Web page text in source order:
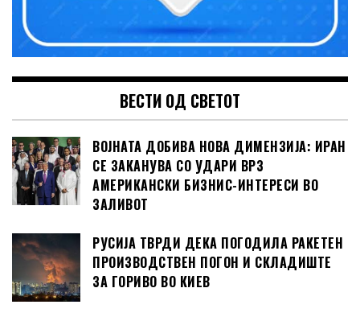
ВЕСТИ ОД СВЕТОТ
ВОЈНАТА ДОБИВА НОВА ДИМЕНЗИЈА: ИРАН
СЕ ЗАКАНУВА СО УДАРИ ВРЗ
АМЕРИКАНСКИ БИЗНИС-ИНТЕРЕСИ ВО
ЗАЛИВОТ
РУСИЈА ТВРДИ ДЕКА ПОГОДИЛА РАКЕТЕН
ПРОИЗВОДСТВЕН ПОГОН И СКЛАДИШТЕ
ЗА ГОРИВО ВО КИЕВ